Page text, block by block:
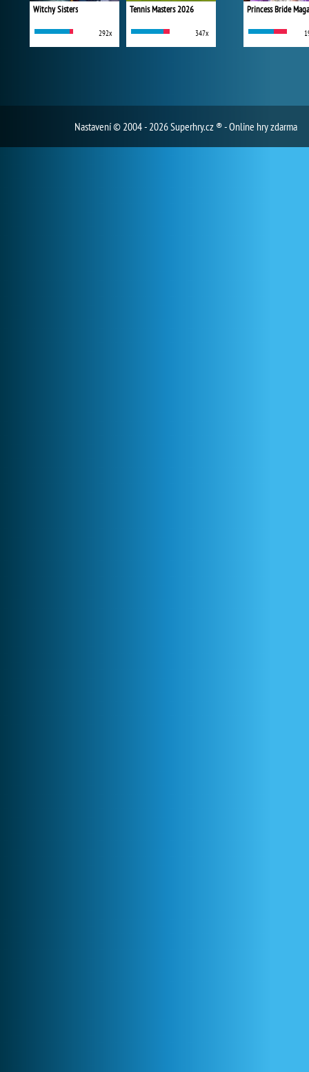
Witchy Sisters
292x
Tennis Masters 2026
347x
Princess Bride
Nastavení© 2004 - 2026 Superhry.cz ® - Online hry zdarma